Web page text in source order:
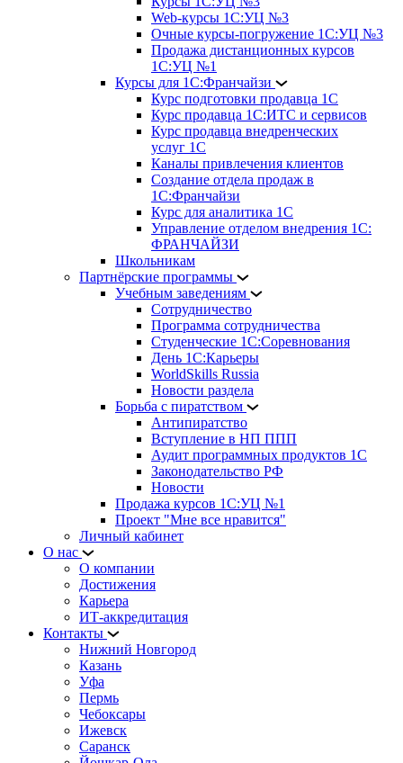
Web-курсы 1С:УЦ №3
Очные курсы-погружение 1С:УЦ №3
Продажа дистанционных курсов
1С:УЦ №1
Курсы для 1С:Франчайзи
Курс подготовки продавца 1С
Курс продавца 1С:ИТС и сервисов
Курс продавца внедренческих
услуг 1С
Каналы привлечения клиентов
Создание отдела продаж в
1С:Франчайзи
Курс для аналитика 1С
Управление отделом внедрения 1С:
ФРАНЧАЙЗИ
Школьникам
Партнёрские программы
Учебным заведениям
Сотрудничество
Программа сотрудничества
Студенческие 1С:Соревнования
День 1С:Карьеры
WorldSkills Russia
Новости раздела
Борьба с пиратством
Антипиратство
Вступление в НП ППП
Аудит программных продуктов 1С
Законодательство РФ
Новости
Продажа курсов 1С:УЦ №1
Проект "Мне все нравится"
Личный кабинет
О нас
О компании
Достижения
Карьера
ИТ-аккредитация
Контакты
Нижний Новгород
Казань
Уфа
Пермь
Чебоксары
Ижевск
Саранск